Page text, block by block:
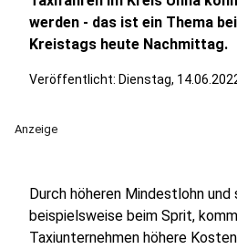
werden - das ist ein Thema
Kreistags heute Nachmittag.
Veröffentlicht: Dienstag,
Anzeige
Durch höheren Mindestlohn
beispielsweise beim Sprit,
Taxiunternehmen höhere